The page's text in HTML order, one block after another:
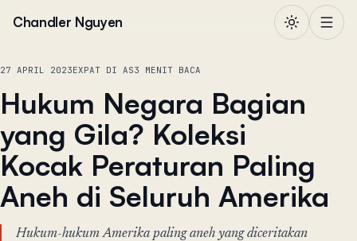
Chandler Nguyen
27 APRIL 2023EXPAT DI AS3 MENIT BACA
Hukum Negara Bagian
yang Gila? Koleksi
Kocak Peraturan Paling
Aneh di Seluruh Amerika
Hukum-hukum Amerika paling aneh yang diceritakan